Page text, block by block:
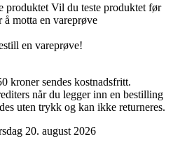
produktet Vil du teste produktet før
motta en vareprøve
en vareprøve!
kroner sendes kostnadsfritt.
når du legger inn en bestilling
uten trykk og kan ikke returneres.
20. august 2026